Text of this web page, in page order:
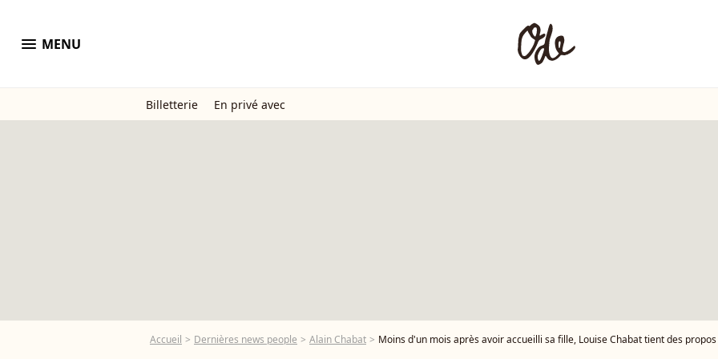
menu MENU
Billetterie En privé avec
Accueil Dernières news people Alain Chabat Moins d'un mois après avoir accueilli sa fille, Louise Chabat tient des propos qui ne